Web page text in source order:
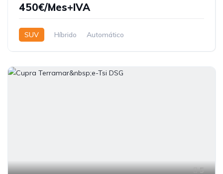
450€/Mes+IVA
SUV Híbrido Automático
5